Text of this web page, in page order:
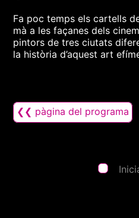
Fa poc temps els cartells
mà a les façanes dels
pintors de tres ciutats
la història d’aquest art
❮❮ pàgina del programa